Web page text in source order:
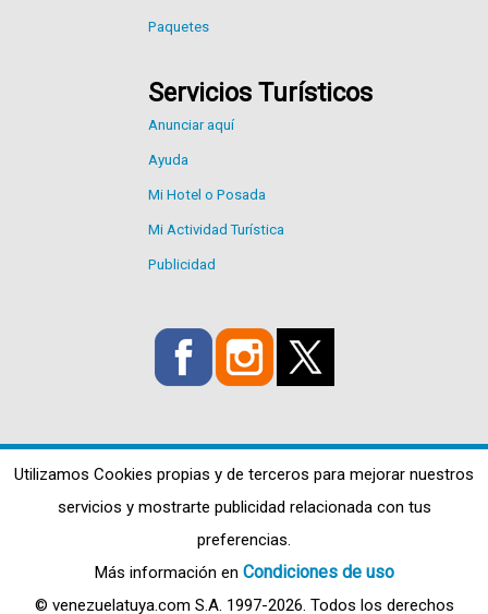
Paquetes
Servicios Turísticos
Anunciar aquí
Ayuda
Mi Hotel o Posada
Mi Actividad Turística
Publicidad
Utilizamos Cookies propias y de terceros para mejorar nuestros
servicios y mostrarte publicidad relacionada con tus
preferencias.
Más información en Condiciones de uso
© venezuelatuya.com S.A. 1997-2026. Todos los derechos